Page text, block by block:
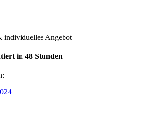
individuelles Angebot
in 48 Stunden